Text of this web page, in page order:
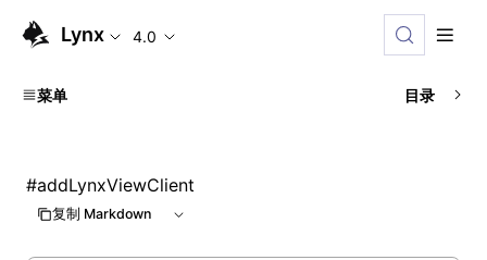
Lynx 4.0
菜单 目录
#addLynxViewClient
复制 Markdown